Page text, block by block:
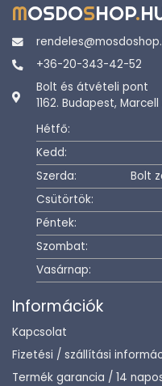
MOSDOSHOP.
+36-20-343-42-52
Bolt és átvételi pont
1162. Budapest,
Hétfő:
Kedd:
Szerda:
Bolt
Csütörtök:
Péntek:
Szombat:
Vasárnap:
Információk
Kapcsolat
Fizetési / szállítási
Termék garancia / 14